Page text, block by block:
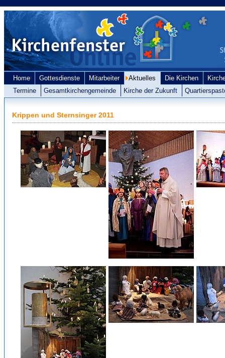
Home Gottesdienste Mitarbeiter Aktuelles Die Kirchen
Termine
Gesamtkirchengemeinde Kirche der Zukunft
Krippen und Sternsinger 2011